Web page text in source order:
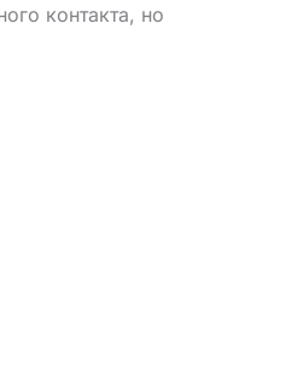
контакта, но